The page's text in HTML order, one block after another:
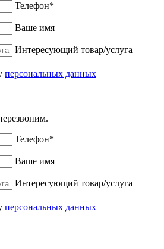
Телефон*
Ваше имя
Интересующий товар/услуга
персональных данных
Телефон*
Ваше имя
Интересующий товар/услуга
персональных данных